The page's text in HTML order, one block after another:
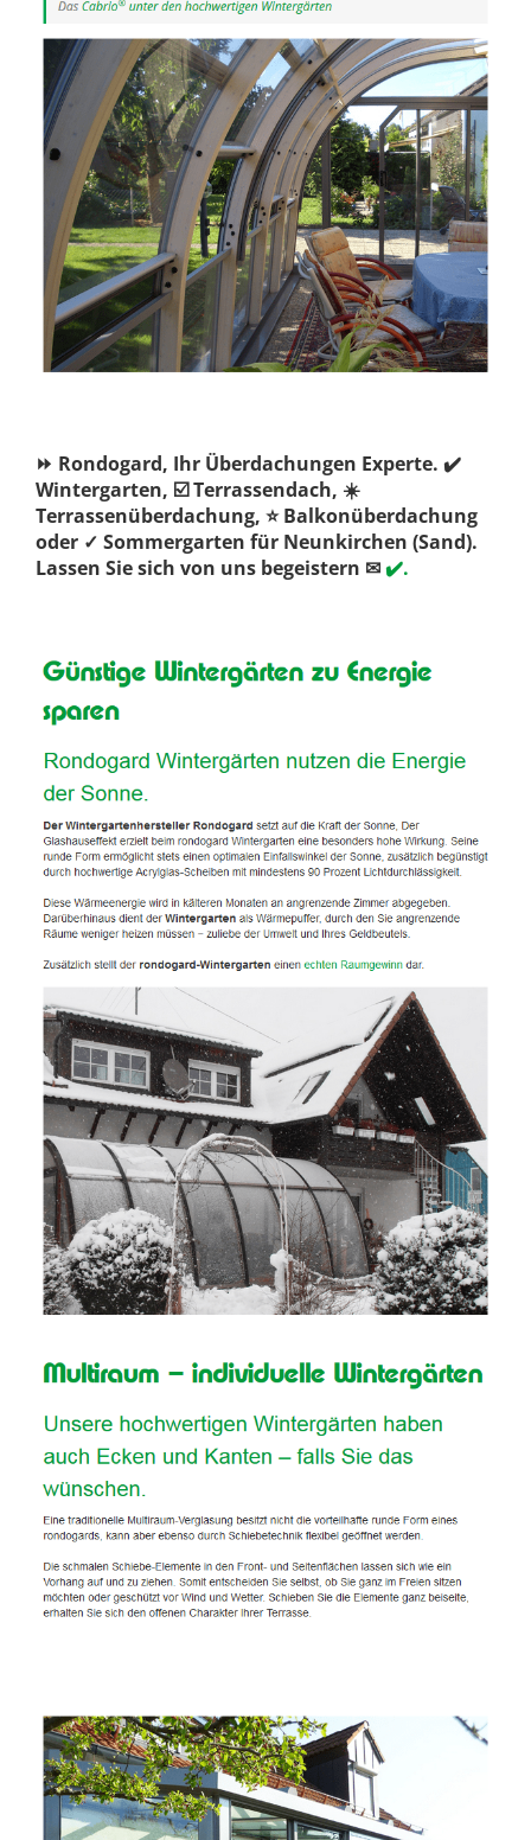
⏩ Rondogard, Ihr Überdachungen Experte. ✔️
Wintergarten, ☑️ Terrassendach, ☀️
Terrassenüberdachung, ⭐ Balkonüberdachung
oder ✓ Sommergarten für Neunkirchen (Sand).
Lassen Sie sich von uns begeistern ✉✔️.